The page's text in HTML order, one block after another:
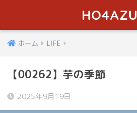
HO4AZU
ホーム LIFE
【00262】芋の季節
2025年9月19日